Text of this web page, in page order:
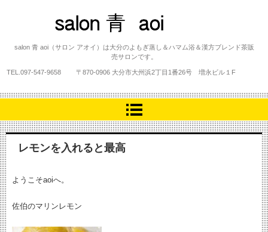
salon 青 aoi
salon 青 aoi（サロン アオイ）は大分のよもぎ蒸し＆ハマム浴＆漢方ブレンド茶販
売サロンです。
TEL. 097-547-9658 〒870-0906 大分市大州浜2丁目1番26号 増永ビル１F
レモンを入れると最高
ようこそaoiへ。
佐伯のマリンレモン